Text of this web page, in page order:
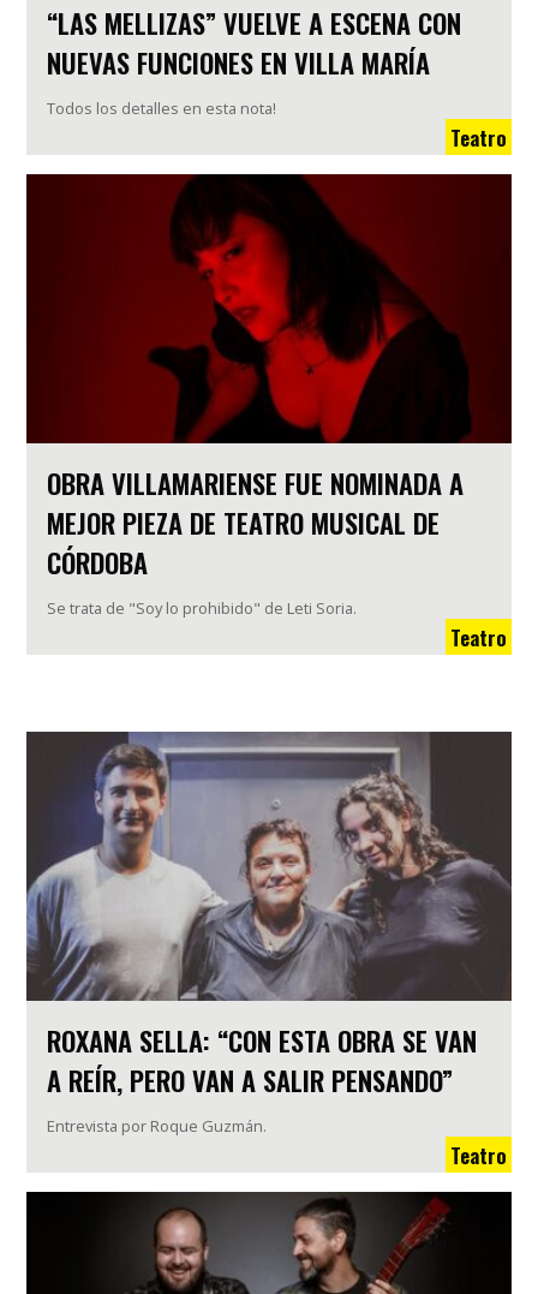
“LAS MELLIZAS” VUELVE A ESCENA CON
NUEVAS FUNCIONES EN VILLA MARÍA
Todos los detalles en esta nota!
Teatro
OBRA VILLAMARIENSE FUE NOMINADA A
MEJOR PIEZA DE TEATRO MUSICAL DE
CÓRDOBA
Se trata de "Soy lo prohibido" de Leti Soria.
Teatro
ROXANA SELLA: “CON ESTA OBRA SE VAN
A REÍR, PERO VAN A SALIR PENSANDO”
Entrevista por Roque Guzmán.
Teatro